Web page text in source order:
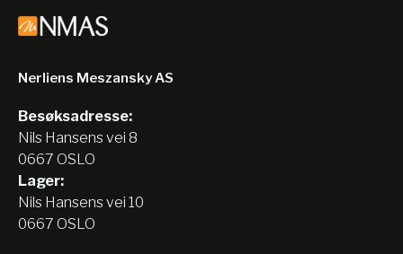
Nerliens Meszansky AS
Besøksadresse:
Nils Hansens vei 8
0667 OSLO
Lager:
Nils Hansens vei 10
0667 OSLO